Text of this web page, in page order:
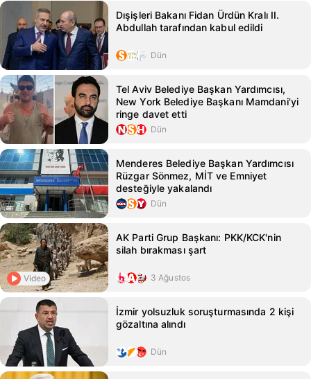
Dışişleri Bakanı Fidan Ürdün Kralı II.
Abdullah tarafından kabul edildi
Dün
Tel Aviv Belediye Başkan Yardımcısı,
New York Belediye Başkanı Mamdani'yi
ringe davet etti
Dün
Menderes Belediye Başkan Yardımcısı
Rüzgar Sönmez, MİT ve Emniyet
desteğiyle yakalandı
Dün
Video
AK Parti Grup Başkanı: PKK/KCK'nin
silah bırakması şart
3 Ağustos
İzmir yolsuzluk soruşturmasında 2 kişi
gözaltına alındı
Dün